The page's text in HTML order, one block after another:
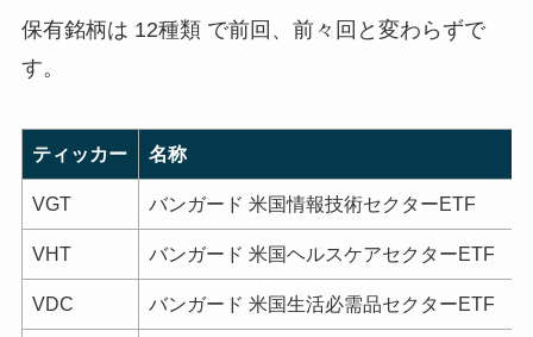
保有銘柄は 12種類で前回、前々回と変わらずで
す。
ティッカー 名称
VGT バンガード 米国情報技術セクターETF
VHT バンガード 米国ヘルスケアセクターETF
VDC バンガード 米国生活必需品セクターETF